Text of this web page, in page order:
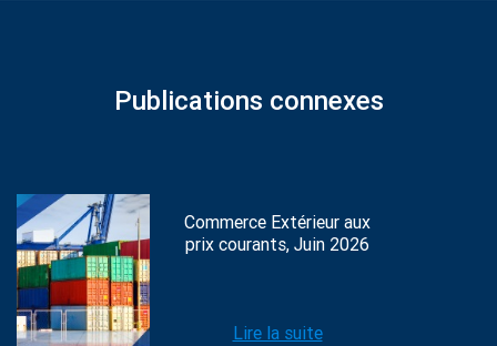
Publications connexes
Commerce Extérieur aux
prix courants, Juin 2026
Lire la suite